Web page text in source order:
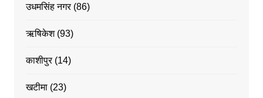
उधमसिंह नगर(86)
ऋषिकेश(93)
काशीपुर(14)
खटीमा(23)